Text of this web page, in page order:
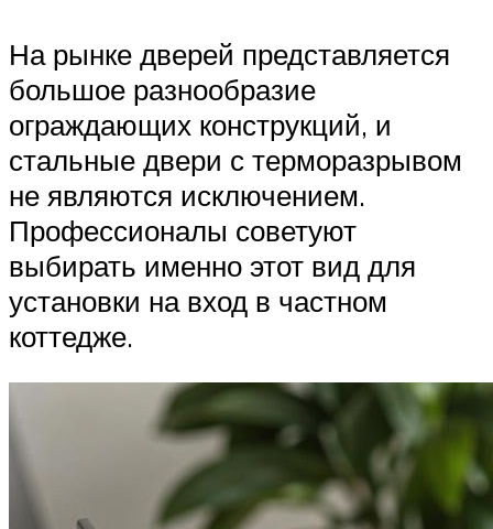
На рынке дверей представляется
большое разнообразие
ограждающих конструкций, и
стальные двери с терморазрывом
не являются исключением.
Профессионалы советуют
выбирать именно этот вид для
установки на вход в частном
коттедже.